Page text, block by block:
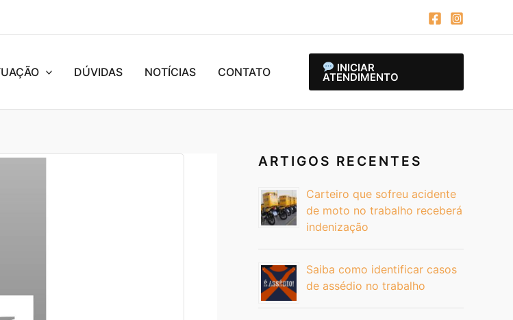
DÚVIDAS NOTÍCIAS CONTATO INICIAR
ATENDIMENTO
ARTIGOS RECENTES
Carteiro que sofreu acidente
de moto no trabalho receberá
indenização
Saiba como identificar casos
de assédio no trabalho